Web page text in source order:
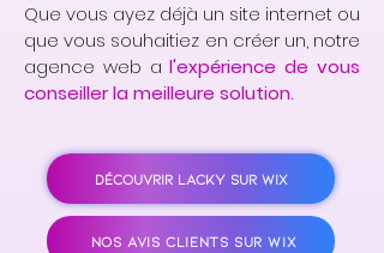
Que vous ayez déjà un site internet ou
que vous souhaitiez en créer un, notre
agence web al'expérience de vous
conseiller la meilleure solution.
DÉCOUVRIR LACKY SUR WIX
NOS AVIS CLIENTS SUR WIX